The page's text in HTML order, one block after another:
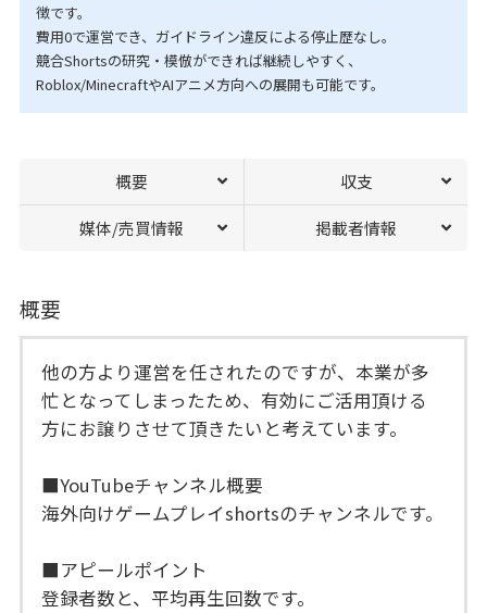
徴です。
費用0で運営でき、ガイドライン違反による停止歴なし。
競合Shortsの研究・模倣ができれば継続しやすく、
Roblox/MinecraftやAIアニメ方向への展開も可能です。
概要 収支
媒体/売買情報 掲載者情報
概要
他の方より運営を任されたのですが、本業が多
忙となってしまったため、有効にご活用頂ける
方にお譲りさせて頂きたいと考えています。
■YouTubeチャンネル概要
海外向けゲームプレイshortsのチャンネルです。
■アピールポイント
登録者数と、平均再生回数です。